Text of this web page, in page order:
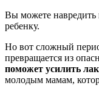
Вы можете навредить
ребенку.
Но вот сложный
превращается из
поможет усилить
молодым мамам,